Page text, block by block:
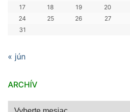
17
18 19 20
24
25 26 27
31
« jún
ARCHÍV
Archív